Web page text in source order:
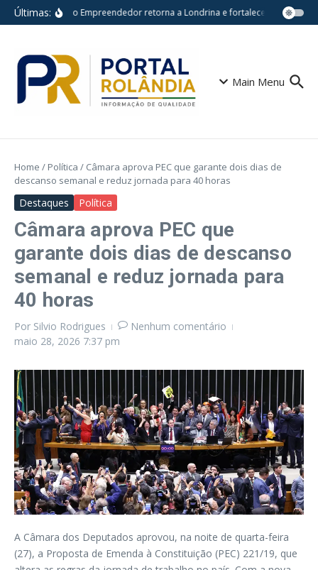
Ir para o conteúdo
Últimas:Feira do Empreendedor retorna a Londrina e fortalece pequenos
Main Menu
Home / Política / Câmara aprova PEC que garante dois dias de
descanso semanal e reduz jornada para 40 horas
Destaques Política
Câmara aprova PEC que
garante dois dias de descanso
semanal e reduz jornada para
40 horas
Por Silvio Rodrigues
Nenhum comentário
maio 28, 2026 7:37 pm
A Câmara dos Deputados aprovou, na noite de quarta-feira
(27), a Proposta de Emenda à Constituição (PEC) 221/19, que